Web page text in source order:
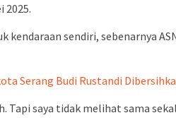
2025.
kendaraan sendiri, sebenarnya
Serang Budi Rustandi
Tapi saya tidak melihat sama